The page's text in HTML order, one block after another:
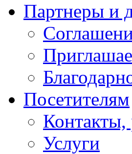
Партнеры и
Посетителям
Контакты,
Услуги